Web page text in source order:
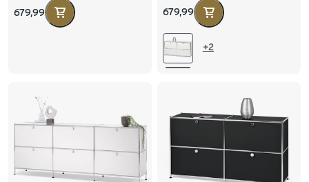
679,99 679,99
+2